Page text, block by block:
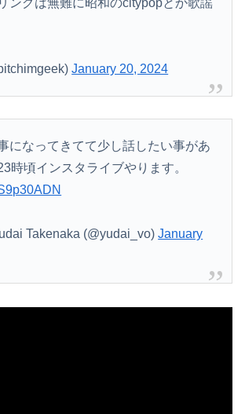
January 20, 2024
になってきてて少し話したい事があ
時頃インスタライブやります。
Takenaka (@yudai_vo)January